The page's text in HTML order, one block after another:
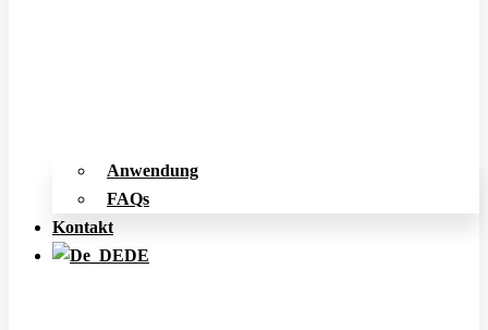
Anwendung
FAQs
Kontakt
DE